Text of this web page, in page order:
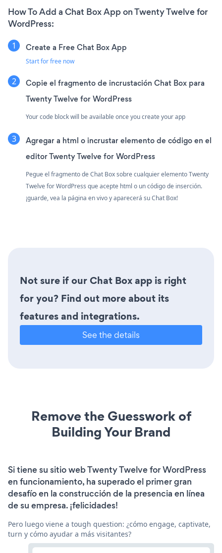
How To Add a Chat Box App on Twenty Twelve for
WordPress:
Create a Free Chat Box App
Start for free now
Copie el fragmento de incrustación Chat Box para
Twenty Twelve for WordPress
Your code block will be available once you create your app
Agregar a html o incrustar elemento de código en el
editor Twenty Twelve for WordPress
Pegue el fragmento de Chat Box sobre cualquier elemento Twenty
Twelve for WordPress que acepte html o un código de inserción.
¡guarde, vea la página en vivo y aparecerá su Chat Box!
Not sure if our Chat Box app is right
for you? Find out more about its
features and integrations.
See the details
Remove the Guesswork of
Building Your Brand
Si tiene su sitio web Twenty Twelve for WordPress
en funcionamiento, ha superado el primer gran
desafío en la construcción de la presencia en línea
de su empresa. ¡felicidades!
Pero luego viene a tough question: ¿cómo engage, captivate,
turn y cómo ayudar a más visitantes?